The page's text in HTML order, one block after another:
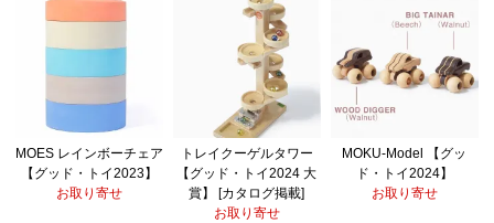
MOES レインボーチェア
【グッド・トイ2023】
お取り寄せ
トレイクーゲルタワー
【グッド・トイ2024 大
賞】 [カタログ掲載]
お取り寄せ
MOKU-Model 【グッ
ド・トイ2024】
お取り寄せ